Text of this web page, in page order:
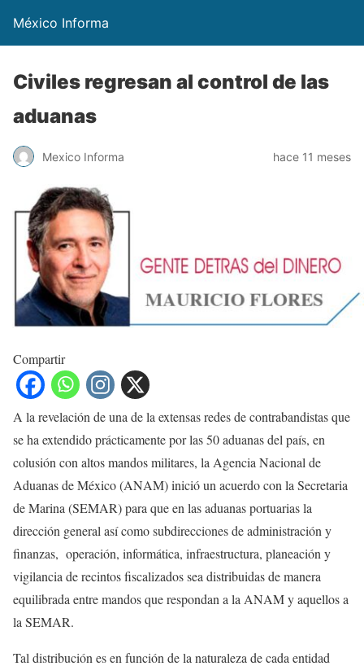
México Informa
Civiles regresan al control de las
aduanas
Mexico Informa hace 11 meses
Compartir
A la revelación de una de la extensas redes de contrabandistas que
se ha extendido prácticamente por las 50 aduanas del país, en
colusión con altos mandos militares, la Agencia Nacional de
Aduanas de México (ANAM) inició un acuerdo con la Secretaria
de Marina (SEMAR) para que en las aduanas portuarias la
dirección general así como subdirecciones de administración y
finanzas, operación, informática, infraestructura, planeación y
vigilancia de recintos fiscalizados sea distribuidas de manera
equilibrada entre mandos que respondan a la ANAM y aquellos a
la SEMAR.
Tal distribución es en función de la naturaleza de cada entidad